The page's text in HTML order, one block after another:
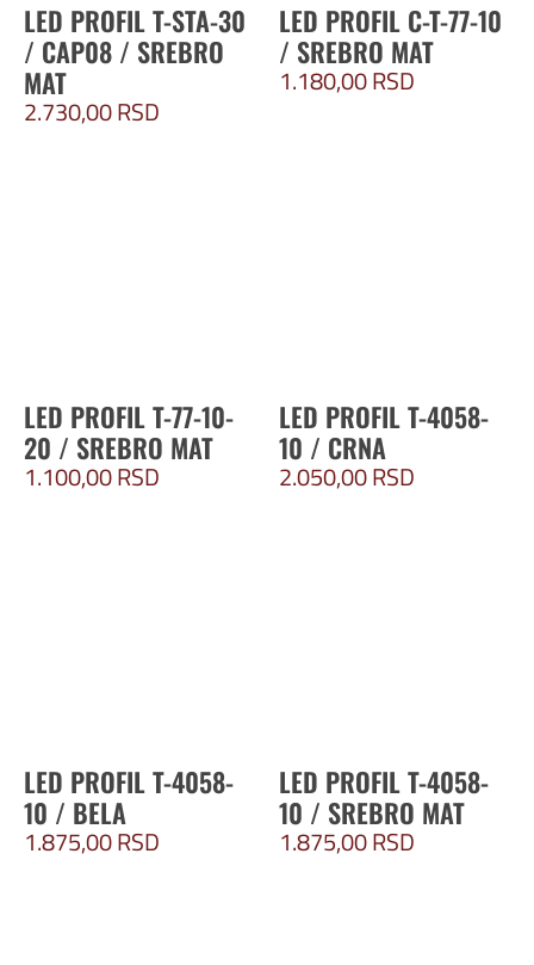
LED PROFIL T-STA-30
/ CAP08 / SREBRO
MAT
2.730,00RSD
LED PROFIL C-T-77-10
/ SREBRO MAT
1.180,00RSD
LED PROFIL T-77-10-
20 / SREBRO MAT
1.100,00RSD
LED PROFIL T-4058-
10 / CRNA
2.050,00RSD
LED PROFIL T-4058-
10 / BELA
1.875,00RSD
LED PROFIL T-4058-
10 / SREBRO MAT
1.875,00RSD